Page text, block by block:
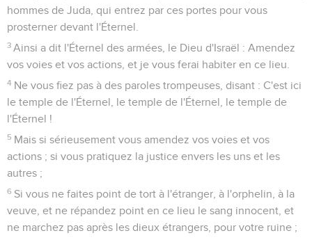
hommes de Juda, qui entrez par ces portes pour vous
prosterner devant l'Éternel.
3 Ainsi a dit l'Éternel des armées, le Dieu d'Israël : Amendez
vos voies et vos actions, et je vous ferai habiter en ce lieu.
4 Ne vous fiez pas à des paroles trompeuses, disant : C'est ici
le temple de l'Éternel, le temple de l'Éternel, le temple de
l'Éternel !
5 Mais si sérieusement vous amendez vos voies et vos
actions ; si vous pratiquez la justice envers les uns et les
autres ;
6 Si vous ne faites point de tort à l'étranger, à l'orphelin, à la
veuve, et ne répandez point en ce lieu le sang innocent, et
ne marchez pas après les dieux étrangers, pour votre ruine ;